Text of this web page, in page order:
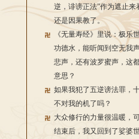
逆，诽谤正法”作为遮止来
还是因果教了。
《无量寿经》里说：极乐
功德水，能听闻到空无我
悲声，还有波罗蜜声，这
意思？
如果我犯了五逆谤法罪，
不对我的机了吗？
大众修行的力量很温暖，
结束后，我又回到了娑婆世